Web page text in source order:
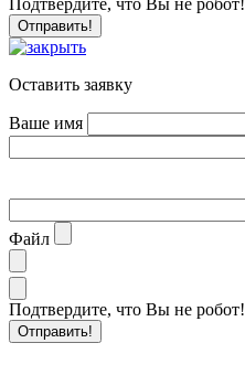
Оставить заявку
Ваше имя
Файл
Подтвердите, что Вы не робот!